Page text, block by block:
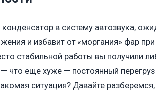
в систему автозвука,
и избавит от «моргания» фар
стабильной работы вы получили
что еще хуже — постоянный перегруз
ситуация? Давайте